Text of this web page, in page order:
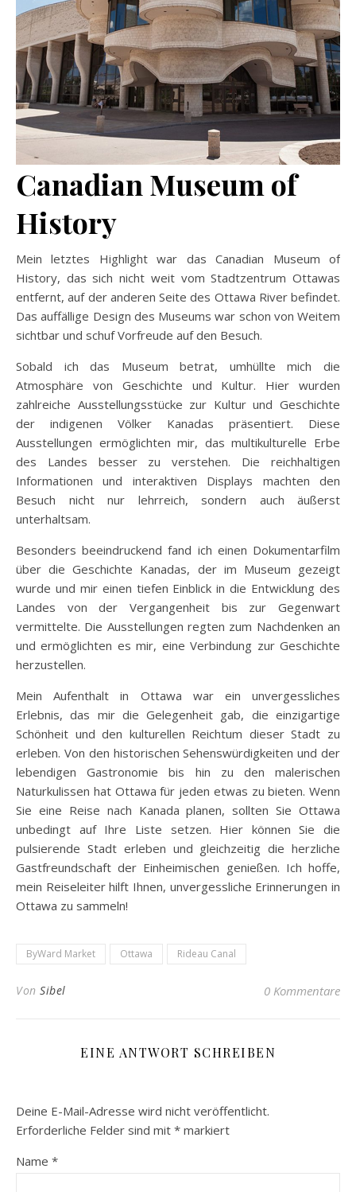
Canadian Museum of
History
Mein letztes Highlight war das Canadian Museum of
History, das sich nicht weit vom Stadtzentrum Ottawas
entfernt, auf der anderen Seite des Ottawa River befindet.
Das auffällige Design des Museums war schon von Weitem
sichtbar und schuf Vorfreude auf den Besuch.
Sobald ich das Museum betrat, umhüllte mich die
Atmosphäre von Geschichte und Kultur. Hier wurden
zahlreiche Ausstellungsstücke zur Kultur und Geschichte
der indigenen Völker Kanadas präsentiert. Diese
Ausstellungen ermöglichten mir, das multikulturelle Erbe
des Landes besser zu verstehen. Die reichhaltigen
Informationen und interaktiven Displays machten den
Besuch nicht nur lehrreich, sondern auch äußerst
unterhaltsam.
Besonders beeindruckend fand ich einen Dokumentarfilm
über die Geschichte Kanadas, der im Museum gezeigt
wurde und mir einen tiefen Einblick in die Entwicklung des
Landes von der Vergangenheit bis zur Gegenwart
vermittelte. Die Ausstellungen regten zum Nachdenken an
und ermöglichten es mir, eine Verbindung zur Geschichte
herzustellen.
Mein Aufenthalt in Ottawa war ein unvergessliches
Erlebnis, das mir die Gelegenheit gab, die einzigartige
Schönheit und den kulturellen Reichtum dieser Stadt zu
erleben. Von den historischen Sehenswürdigkeiten und der
lebendigen Gastronomie bis hin zu den malerischen
Naturkulissen hat Ottawa für jeden etwas zu bieten. Wenn
Sie eine Reise nach Kanada planen, sollten Sie Ottawa
unbedingt auf Ihre Liste setzen. Hier können Sie die
pulsierende Stadt erleben und gleichzeitig die herzliche
Gastfreundschaft der Einheimischen genießen. Ich hoffe,
mein Reiseleiter hilft Ihnen, unvergessliche Erinnerungen in
Ottawa zu sammeln!
ByWard Market Ottawa Rideau Canal
Von Sibel 0 Kommentare
EINE ANTWORT SCHREIBEN
Deine E-Mail-Adresse wird nicht veröffentlicht.
Erforderliche Felder sind mit * markiert
Name *